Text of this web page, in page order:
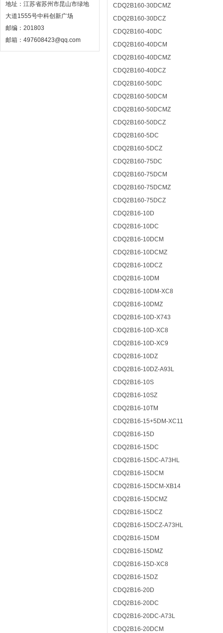
地址：江苏省苏州市昆山市绿地
大道1555号中科创新广场
邮编：201803
邮箱：497608423@qq.com
CDQ2B160-30DCMZ
CDQ2B160-30DCZ
CDQ2B160-40DC
CDQ2B160-40DCM
CDQ2B160-40DCMZ
CDQ2B160-40DCZ
CDQ2B160-50DC
CDQ2B160-50DCM
CDQ2B160-50DCMZ
CDQ2B160-50DCZ
CDQ2B160-5DC
CDQ2B160-5DCZ
CDQ2B160-75DC
CDQ2B160-75DCM
CDQ2B160-75DCMZ
CDQ2B160-75DCZ
CDQ2B16-10D
CDQ2B16-10DC
CDQ2B16-10DCM
CDQ2B16-10DCMZ
CDQ2B16-10DCZ
CDQ2B16-10DM
CDQ2B16-10DM-XC8
CDQ2B16-10DMZ
CDQ2B16-10D-X743
CDQ2B16-10D-XC8
CDQ2B16-10D-XC9
CDQ2B16-10DZ
CDQ2B16-10DZ-A93L
CDQ2B16-10S
CDQ2B16-10SZ
CDQ2B16-10TM
CDQ2B16-15+5DM-XC11
CDQ2B16-15D
CDQ2B16-15DC
CDQ2B16-15DC-A73HL
CDQ2B16-15DCM
CDQ2B16-15DCM-XB14
CDQ2B16-15DCMZ
CDQ2B16-15DCZ
CDQ2B16-15DCZ-A73HL
CDQ2B16-15DM
CDQ2B16-15DMZ
CDQ2B16-15D-XC8
CDQ2B16-15DZ
CDQ2B16-20D
CDQ2B16-20DC
CDQ2B16-20DC-A73L
CDQ2B16-20DCM